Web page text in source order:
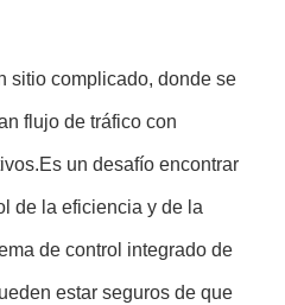
sitio complicado, donde se
flujo de tráfico con
un desafío encontrar
de la eficiencia y de la
de control integrado de
estar seguros de que